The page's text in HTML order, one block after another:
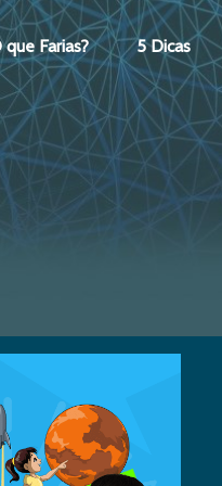
que Farias? 5 Dicas